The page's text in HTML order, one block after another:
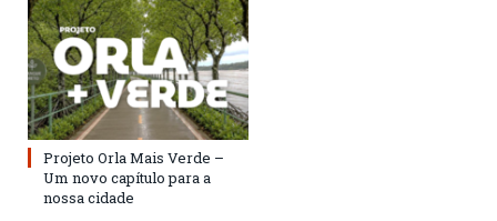
Projeto Orla Mais Verde –
Um novo capítulo para a
nossa cidade